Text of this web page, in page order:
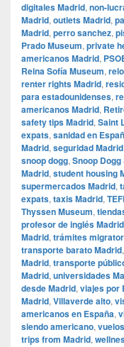
digitales Madrid, non-
Madrid, outlets Madrid,
Madrid, perro sanchez,
Prado Museum, private
americanos Madrid,
Reina Sofía Museum,
renter rights Madrid,
para estadounidenses,
americanos Madrid,
safety tips Madrid, Saint
expats, sanidad en
Madrid, seguridad Madrid
snoop dogg, Snoop
Madrid, student housing
supermercados Madrid,
expats, taxis Madrid,
Thyssen Museum,
profesor de inglés Madrid
Madrid, trámites
transporte barato Madrid,
Madrid, transporte
Madrid, universidades
desde Madrid, viajes por
Madrid, Villaverde alto,
americanos en España,
siendo americano,
trips from Madrid,